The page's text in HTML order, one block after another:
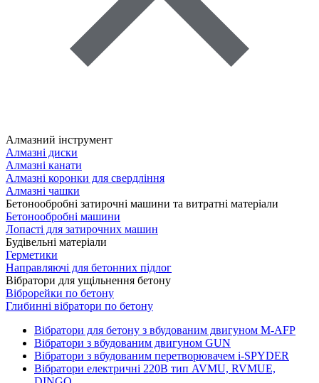
Алмазний інструмент
Алмазні диски
Алмазні канати
Алмазні коронки для свердління
Алмазні чашки
Бетонообробні затирочні машини та витратні матеріали
Бетонообробні машини
Лопасті для затирочних машин
Будівельні матеріали
Герметики
Направляючі для бетонних підлог
Вібратори для ущільнення бетону
Віброрейки по бетону
Глибинні вібратори по бетону
Вібратори для бетону з вбудованим двигуном M-AFP
Вібратори з вбудованим двигуном GUN
Вібратори з вбудованим перетворювачем i-SPYDER
Вібратори електричні 220B тип AVMU, RVMUE,